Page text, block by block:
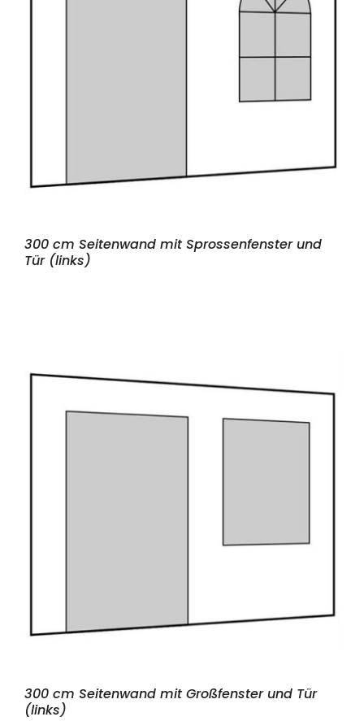
300 cm Seitenwand mit Sprossenfenster und
Tür (links)
300 cm Seitenwand mit Großfenster und Tür
(links)